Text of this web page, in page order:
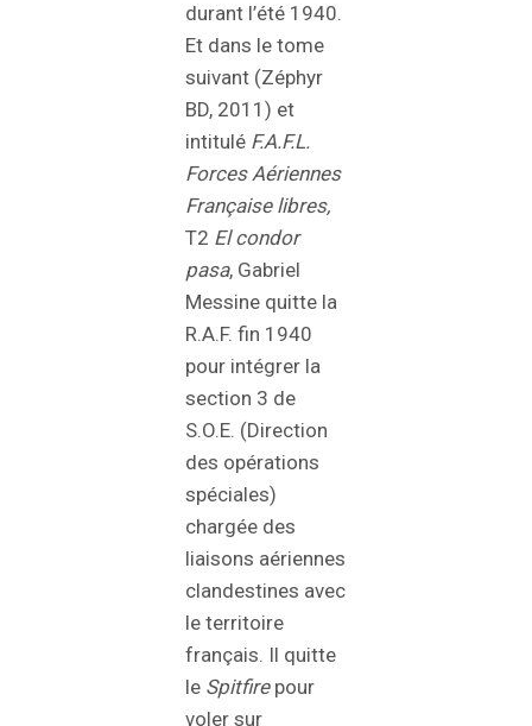
durant l’été 1940.
Et dans le tome
suivant (Zéphyr
BD, 2011) et
intitulé F.A.F.L.
Forces Aériennes
Française libres,
T2 El condor
pasa, Gabriel
Messine quitte la
R.A.F. fin 1940
pour intégrer la
section 3 de
S.O.E. (Direction
des opérations
spéciales)
chargée des
liaisons aériennes
clandestines avec
le territoire
français. Il quitte
le Spitfirepour
voler sur